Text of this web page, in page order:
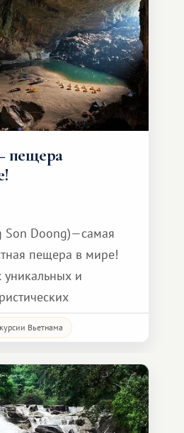
Древние
расположены на
Лао (Cu Lao) и
инопланетные фо
пещера
Son Doong)—самая
пещера в мире!
и
в
Расположена
Бинь, в самом
парка Фонг
Nha-Ke Bang),
объектом
Вьетнама